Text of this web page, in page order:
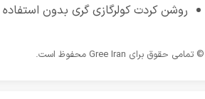
روشن کردت کولرگازی گری بدون
© تمامی حقوق برای Gree Iran محفوظ است.